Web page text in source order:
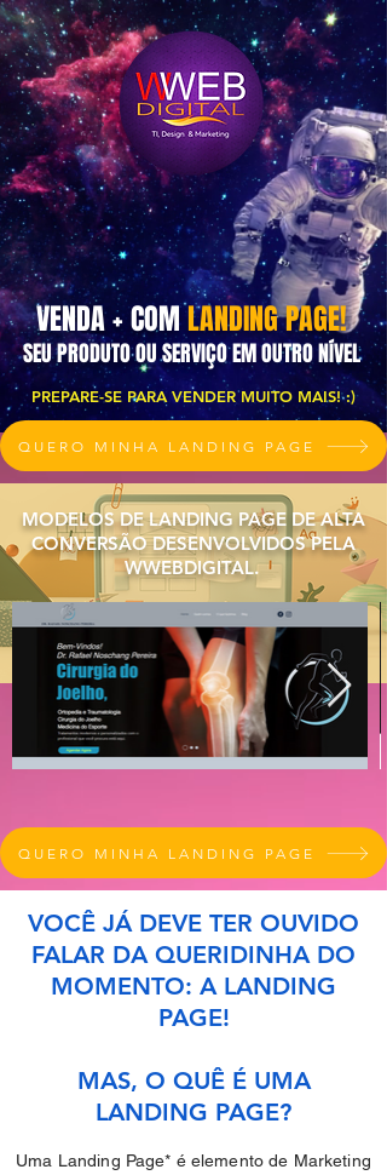
VENDA + COMLANDING PAGE!
SEU PRODUTO OU SERVIÇO EM OUTRO NÍVEL
PREPARE-SE PARA VENDER MUITO MAIS! :)
QUERO MINHA LANDING PAGE
MODELOS DE LANDING PAGE DE ALTA
CONVERSÃO DESENVOLVIDOS PELA
WWEBDIGITAL.
QUERO MINHA LANDING PAGE
VOCÊ JÁ DEVE TER OUVIDO
FALAR DA QUERIDINHA DO
MOMENTO: A LANDING
PAGE!
MAS, O QUÊ É UMA
LANDING PAGE?
Uma Landing Page* é elemento de Marketing